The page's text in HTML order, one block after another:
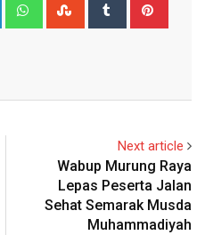
Next article
Wabup Murung Raya
Lepas Peserta Jalan
Sehat Semarak Musda
Muhammadiyah